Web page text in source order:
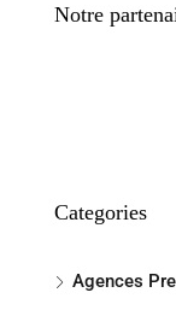
Notre
Categories
Agences